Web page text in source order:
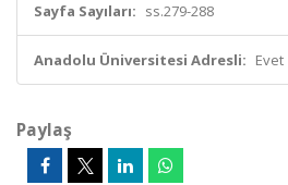
Sayfa Sayıları: ss.279-288
Anadolu Üniversitesi Adresli: Evet
Paylaş